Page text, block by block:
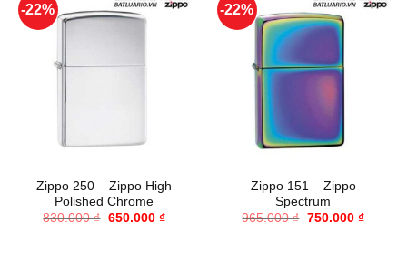
-22%
Zippo 250 – Zippo High
Polished Chrome
830.000₫ Giá
650.000 ₫Giá
-22%
Zippo 151 – Zippo
Spectrum
965.000₫ Giá
750.000 ₫Giá